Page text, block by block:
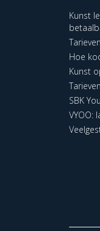
Kunst
Hoe
Kunst
SBK
VYOO: